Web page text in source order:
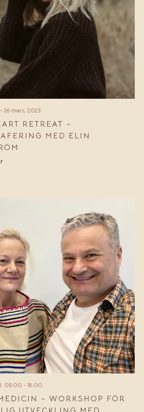
26 mars, 2023
RETREAT –
MED ELIN
09:00 - 18:00
– WORKSHOP FÖR